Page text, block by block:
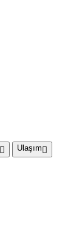
Ulaşım